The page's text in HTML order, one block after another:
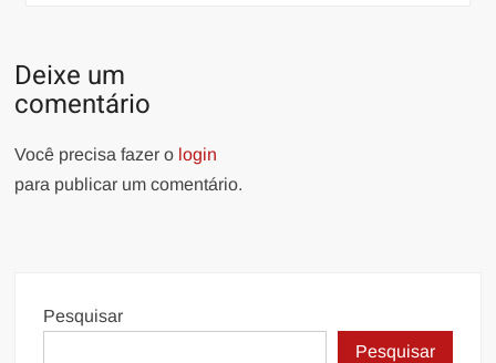
Deixe um
comentário
Você precisa fazer o login
para publicar um comentário.
Pesquisar
Pesquisar